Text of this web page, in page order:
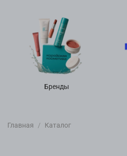
Бренды
Главная Каталог